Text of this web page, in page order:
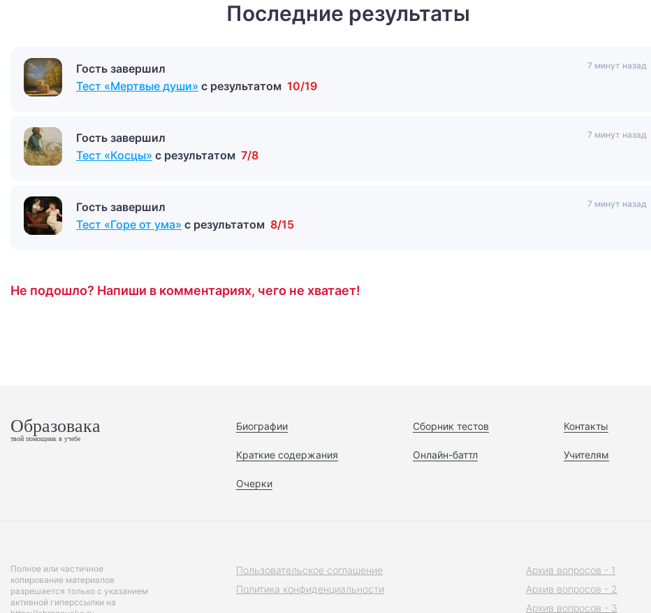
Последние результаты
Гость завершил
Тест «Мертвые души» с результатом 10/19
7 минут назад
Гость завершил
Тест «Косцы» с результатом 7/8
7 минут назад
Гость завершил
Тест «Горе от ума» с результатом 8/15
7 минут назад
Не подошло? Напиши в комментариях, чего не хватает!
Образовака
твой помощник в учебе
Биографии
Краткие содержания
Очерки
Сборник тестов
Онлайн-баттл
Контакты
Учителям
Полное или частичное
копирование материалов
разрешается только с указанием
активной гиперссылки на
Пользовательское соглашение
Политика конфиденциальности
Архив вопросов - 1
Архив вопросов - 2
Архив вопросов - 3